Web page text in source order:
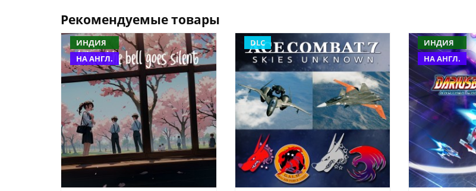
Рекомендуемые товары
ИНДИЯ
НА АНГЛ.
DLC
ИНДИЯ
НА АНГЛ.